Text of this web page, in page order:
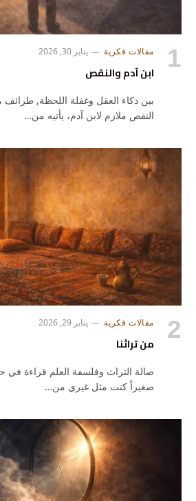
مقالات فكرية يناير 30, 2026
ابن آدم والنقص
بين ذكاء العقل وغفلة اللحظة,
النقص ملازم لابن آدم، يأتيه من…
مقالات فكرية يناير 29, 2026
من تراثنا
صالة التراث وفلسفة العلم قراءة في
صغيراً كنت مثل غيري من…